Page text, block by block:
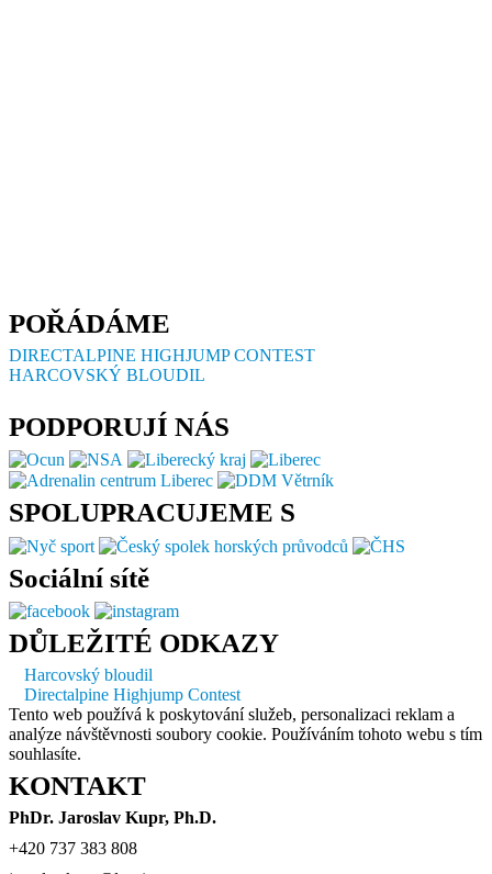
POŘÁDÁME
DIRECTALPINE HIGHJUMP CONTEST
HARCOVSKÝ BLOUDIL
PODPORUJÍ NÁS
SPOLUPRACUJEME S
Sociální sítě
DŮLEŽITÉ ODKAZY
Harcovský bloudil
Directalpine Highjump Contest
Tento web používá k poskytování služeb, personalizaci reklam a
analýze návštěvnosti soubory cookie. Používáním tohoto webu s tím
souhlasíte.
KONTAKT
PhDr. Jaroslav Kupr, Ph.D.
+420 737 383 808